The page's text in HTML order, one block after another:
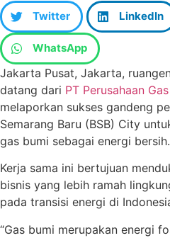
Twitter LinkedIn
WhatsApp
Jakarta Pusat, Jakarta,
datang dari PT Perusahaan
melaporkan sukses gandeng
Semarang Baru (BSB) City
gas bumi sebagai energi bersih.
Kerja sama ini bertujuan
bisnis yang lebih ramah
pada transisi energi di
“Gas bumi merupakan energi